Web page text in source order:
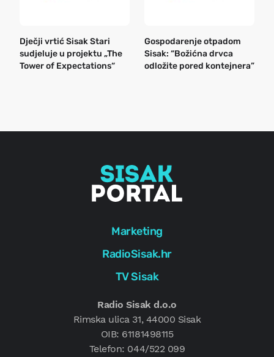
Dječji vrtić Sisak Stari
sudjeluje u projektu „The
Tower of Expectations“
Gospodarenje otpadom
Sisak: “Božićna drvca
odložite pored kontejnera”
Marketing
RadioSisak.hr
TV Sisak
Radio Sisak d.o.o
Rimska ulica 31, 44000 Sisak
OIB: 61181498115
Telefon: 044/522 099